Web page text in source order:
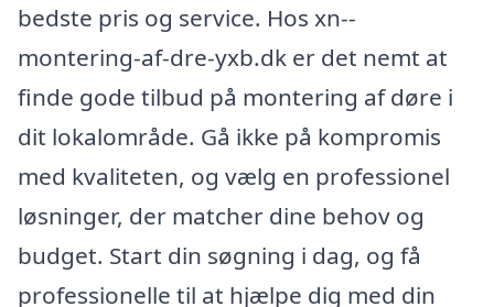
bedste pris og service. Hos xn--
montering-af-dre-yxb.dk er det nemt at
finde gode tilbud på montering af døre i
dit lokalområde. Gå ikke på kompromis
med kvaliteten, og vælg en professionel
løsninger, der matcher dine behov og
budget. Start din søgning i dag, og få
professionelle til at hjælpe dig med din